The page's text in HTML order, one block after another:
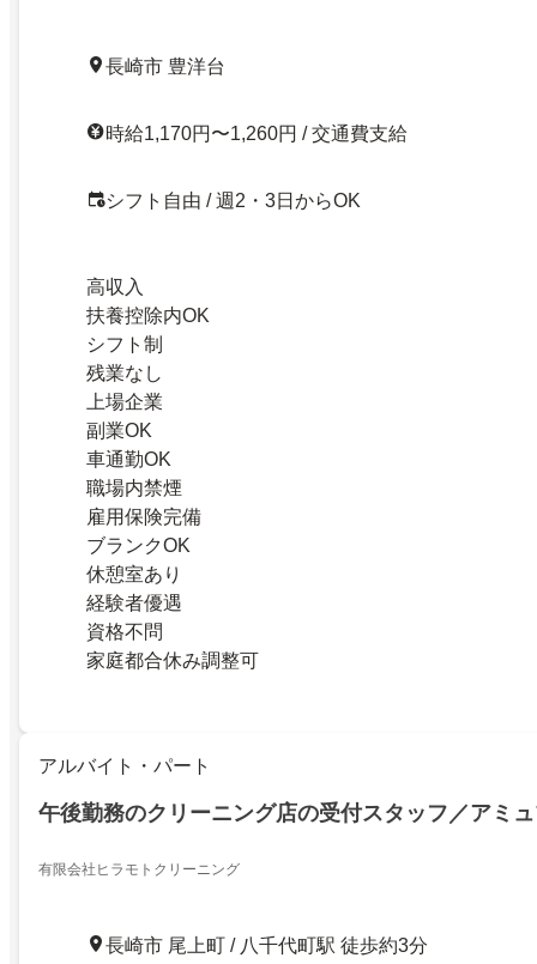
長崎市 豊洋台
時給1,170円〜1,260円 / 交通費支給
シフト自由 / 週2・3日からOK
高収入
扶養控除内OK
シフト制
残業なし
上場企業
副業OK
車通勤OK
職場内禁煙
雇用保険完備
ブランクOK
休憩室あり
経験者優遇
資格不問
家庭都合休み調整可
アルバイト・パート
午後勤務のクリーニング店の受付スタッフ／アミ
有限会社ヒラモトクリーニング
長崎市 尾上町 / 八千代町駅 徒歩約3分